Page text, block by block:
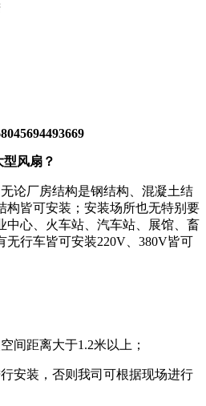
风扇？
论厂房结构是钢结构、混凝土结
构皆可安装；安装场所也无特别要
中心、火车站、汽车站、展馆、畜
无行车皆可安装220V、380V皆可
间距离大于1.2米以上；
安装，否则我司可根据现场进行